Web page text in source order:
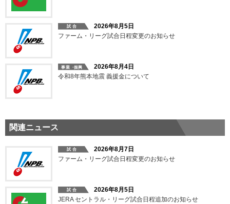
2026年8月5日
ファーム・リーグ試合日程変更のお知らせ
2026年8月4日
令和8年熊本地震 義援金について
関連ニュース
2026年8月7日
ファーム・リーグ試合日程変更のお知らせ
2026年8月5日
JERA セントラル・リーグ試合日程追加のお知らせ